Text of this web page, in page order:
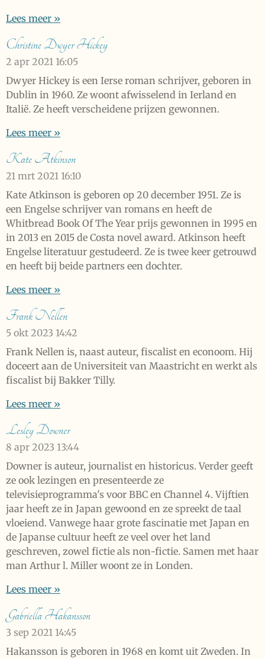
Lees meer »
Christine Dwyer Hickey
2 apr 2021 16:05
Dwyer Hickey is een Ierse roman schrijver, geboren in
Dublin in 1960. Ze woont afwisselend in Ierland en
Italië. Ze heeft verscheidene prijzen gewonnen.
Lees meer »
Kate Atkinson
21 mrt 2021 16:10
Kate Atkinson is geboren op 20 december 1951. Ze is
een Engelse schrijver van romans en heeft de
Whitbread Book Of The Year prijs gewonnen in 1995 en
in 2013 en 2015 de Costa novel award. Atkinson heeft
Engelse literatuur gestudeerd. Ze is twee keer getrouwd
en heeft bij beide partners een dochter.
Lees meer »
Frank Nellen
5 okt 2023 14:42
Frank Nellen is, naast auteur, fiscalist en econoom. Hij
doceert aan de Universiteit van Maastricht en werkt als
fiscalist bij Bakker Tilly.
Lees meer »
Lesley Downer
8 apr 2023 13:44
Downer is auteur, journalist en historicus. Verder geeft
ze ook lezingen en presenteerde ze
televisieprogramma's voor BBC en Channel 4. Vijftien
jaar heeft ze in Japan gewoond en ze spreekt de taal
vloeiend. Vanwege haar grote fascinatie met Japan en
de Japanse cultuur heeft ze veel over het land
geschreven, zowel fictie als non-fictie. Samen met haar
man Arthur l. Miller woont ze in Londen.
Lees meer »
Gabriella Hakansson
3 sep 2021 14:45
Hakansson is geboren in 1968 en komt uit Zweden. In